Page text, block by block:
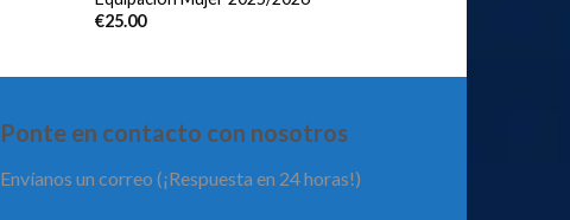
€25.00
Ponte en contacto con nosotros
Envíanos un correo (¡Respuesta en 24 horas!)